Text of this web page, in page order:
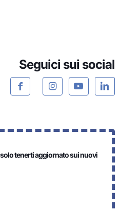
Seguici sui social
tenerti aggiornato sui nuovi